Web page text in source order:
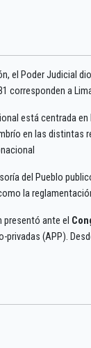
el Poder Judicial
corresponden a
está centrada
en las distintas
del Pueblo
la
presentó ante el
(APP).